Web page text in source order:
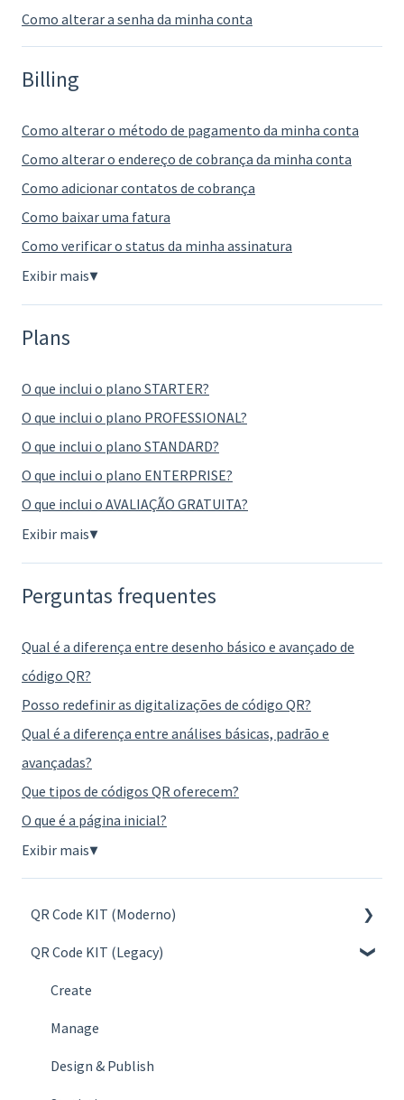
Como alterar a senha da minha conta
Billing
Como alterar o método de pagamento da minha conta
Como alterar o endereço de cobrança da minha conta
Como adicionar contatos de cobrança
Como baixar uma fatura
Como verificar o status da minha assinatura
Exibir mais▼
Plans
O que inclui o plano STARTER?
O que inclui o plano PROFESSIONAL?
O que inclui o plano STANDARD?
O que inclui o plano ENTERPRISE?
O que inclui o AVALIAÇÃO GRATUITA?
Exibir mais▼
Perguntas frequentes
Qual é a diferença entre desenho básico e avançado de
código QR?
Posso redefinir as digitalizações de código QR?
Qual é a diferença entre análises básicas, padrão e
avançadas?
Que tipos de códigos QR oferecem?
O que é a página inicial?
Exibir mais▼
QR Code KIT (Moderno)
Criar
Gerenciar
Projetar e Publicar
Estatísticas
QR Code KIT (Legacy)
Create
Manage
Design & Publish